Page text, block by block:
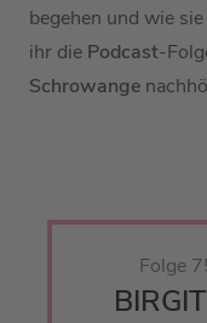
begehen und wie
ihr die Podcast-
Schrowange
Folge